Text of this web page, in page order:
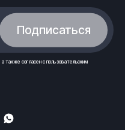
Подписаться
, а также согласен спользовательским